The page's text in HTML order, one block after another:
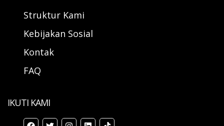
Struktur Kami
Kebijakan Sosial
Kontak
FAQ
IKUTI KAMI